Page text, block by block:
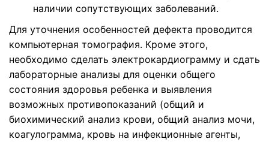
наличии сопутствующих заболеваний.
Для уточнения особенностей дефекта проводится
компьютерная томография. Кроме этого,
необходимо сделать электрокардиограмму и сдать
лабораторные анализы для оценки общего
состояния здоровья ребенка и выявления
возможных противопоказаний (общий и
биохимический анализ крови, общий анализ мочи,
коагулограмма, кровь на инфекционные агенты,